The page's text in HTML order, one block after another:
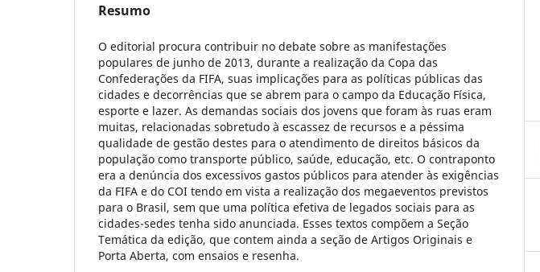
Resumo
O editorial procura contribuir no debate sobre as manifestações
populares de junho de 2013, durante a realização da Copa das
Confederações da FIFA, suas implicações para as políticas públicas das
cidades e decorrências que se abrem para o campo da Educação Física,
esporte e lazer. As demandas sociais dos jovens que foram às ruas eram
muitas, relacionadas sobretudo à escassez de recursos e a péssima
qualidade de gestão destes para o atendimento de direitos básicos da
população como transporte público, saúde, educação, etc. O contraponto
era a denúncia dos excessivos gastos públicos para atender às exigências
da FIFA e do COI tendo em vista a realização dos megaeventos previstos
para o Brasil, sem que uma política efetiva de legados sociais para as
cidades-sedes tenha sido anunciada. Esses textos compõem a Seção
Temática da edição, que contem ainda a seção de Artigos Originais e
Porta Aberta, com ensaios e resenha.